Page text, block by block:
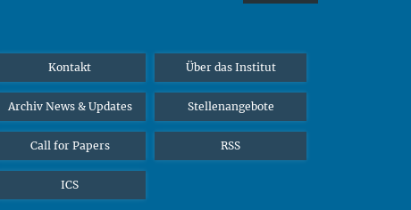
Kontakt Über das Institut
Archiv News & Updates Stellenangebote
Call for Papers RSS
ICS